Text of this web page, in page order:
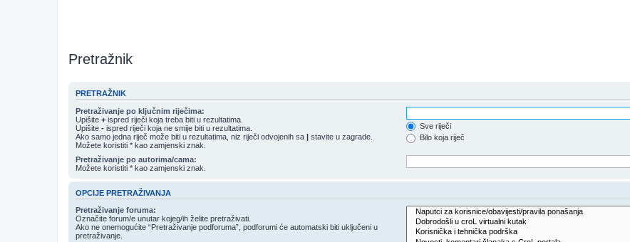
Pretražnik
PRETRAŽNIK
Pretraživanje po ključnim riječima:
Upišite + ispred riječi koja treba biti u rezultatima.
Upišite - ispred riječi koja ne smije biti u rezultatima.
Ako samo jedna riječ može biti u rezultatima, niz riječi odvojenih sa | stavite u zagrade.
Možete koristiti * kao zamjenski znak.
Sve riječi
Bilo koja riječ
Pretraživanje po autorima/cama:
Možete koristiti * kao zamjenski znak.
OPCIJE PRETRAŽIVANJA
Pretraživanje foruma:
Označite forum/e unutar kojeg/ih želite pretraživati.
Ako ne onemogućite “Pretraživanje podforuma”, podforumi će automatski biti uključeni u
pretraživanje.